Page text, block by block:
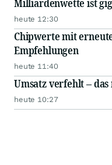
Milliardenwette ist
heute 12:30
Chipwerte mit
Empfehlungen
heute 11:40
Umsatz verfehlt –
heute 10:27